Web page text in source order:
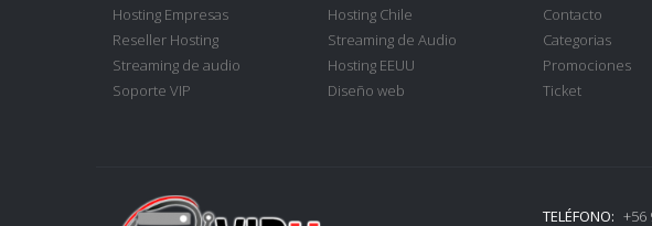
Hosting Empresas
Reseller Hosting
Streaming de audio
Soporte VIP
Hosting Chile
Streaming de Audio
Hosting EEUU
Diseño web
Contacto
Categorias
Promociones
Ticket
TELÉFONO: